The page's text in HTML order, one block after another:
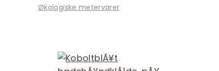
Økologiske metervarer